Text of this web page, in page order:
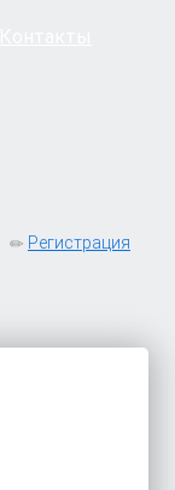
Регистрация